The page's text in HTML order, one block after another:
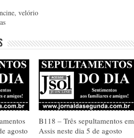
velório
agosto
B118 – Três sepultamentos em
Assis neste dia 5 de agosto